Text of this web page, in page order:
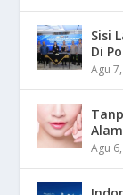
Sisi
Di
Agu
Agu